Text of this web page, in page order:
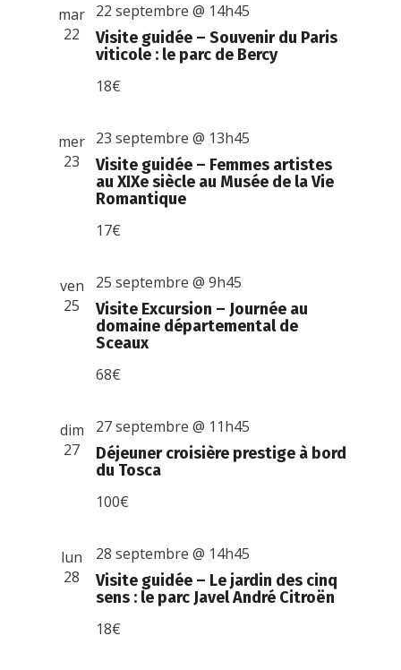
mar
22
Visite guidée – Souvenir du Paris
viticole : le parc de Bercy
22 septembre @ 14h45
18€
mer
23
Visite guidée – Femmes artistes
au XIXe siècle au Musée de la Vie
Romantique
23 septembre @ 13h45
17€
ven
25
Visite Excursion – Journée au
domaine départemental de
Sceaux
25 septembre @ 9h45
68€
dim
27
Déjeuner croisière prestige à bord
du Tosca
27 septembre @ 11h45
100€
lun
28
Visite guidée – Le jardin des cinq
sens : le parc Javel André Citroën
28 septembre @ 14h45
18€